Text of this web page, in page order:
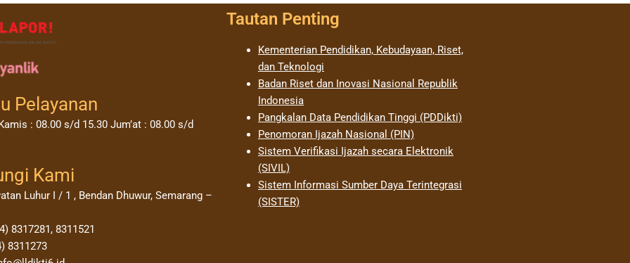
Pelayanan
: 08.00 s/d 15.30 Jum’at : 08.00 s/d
Kami
Luhur I / 1 , Bendan Dhuwur, Semarang –
8317281, 8311521
8311273
Tautan Penting
Kementerian Pendidikan, Kebudayaan, Riset,
dan Teknologi
Badan Riset dan Inovasi Nasional Republik
Indonesia
Pangkalan Data Pendidikan Tinggi (PDDikti)
Penomoran Ijazah Nasional (PIN)
Sistem Verifikasi Ijazah secara Elektronik
(SIVIL)
Sistem Informasi Sumber Daya Terintegrasi
(SISTER)